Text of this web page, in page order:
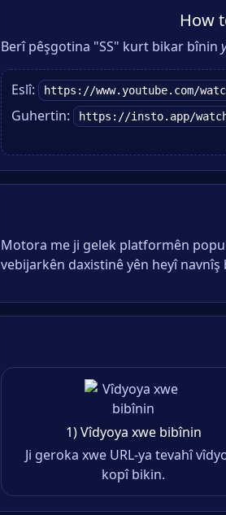
How
Berî pêşgotina "SS" kurt bikar bînin
Eslî: https://www.youtube.com/
Guhertin: https://insto.app/
Motora me ji gelek platformên
vebijarkên daxistinê yên heyî navnîş
1) Vîdyoya xwe bibînin
Ji geroka xwe URL-ya tevahî
kopî bikin.